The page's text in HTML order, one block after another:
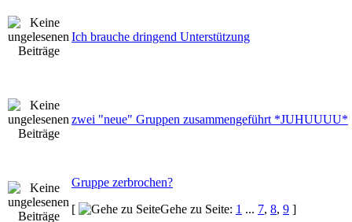
Ich brauche dringend Unterstützung
zwei "neue" Gruppen zusammengeführt *JUHUUUU*
Gruppe zerbrochen?
[
Gehe zu Seite: 1 ... 7, 8, 9 ]